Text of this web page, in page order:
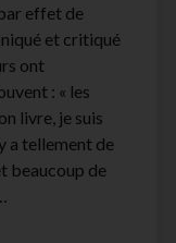
effet de
et critiqué
ont
: « les
livre, je suis
a tellement de
beaucoup de